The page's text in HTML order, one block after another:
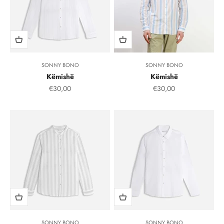
SONNY BONO
Këmishë
Çmimi i shitjes, çmimi i shitjeve
€30,00
SONNY BONO
Këmishë
Çmimi i shitjes, çmimi
€30,00
SONNY BONO SONNY BONO